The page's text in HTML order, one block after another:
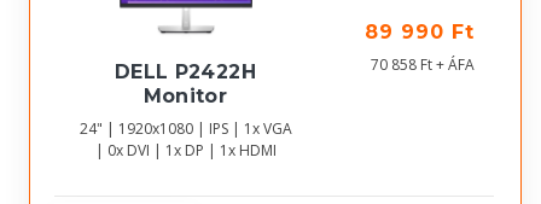
DELL P2422H
Monitor
24" | 1920x1080 | IPS | 1x VGA
| 0x DVI | 1x DP | 1x HDMI
89 990 Ft
70 858 Ft + ÁFA